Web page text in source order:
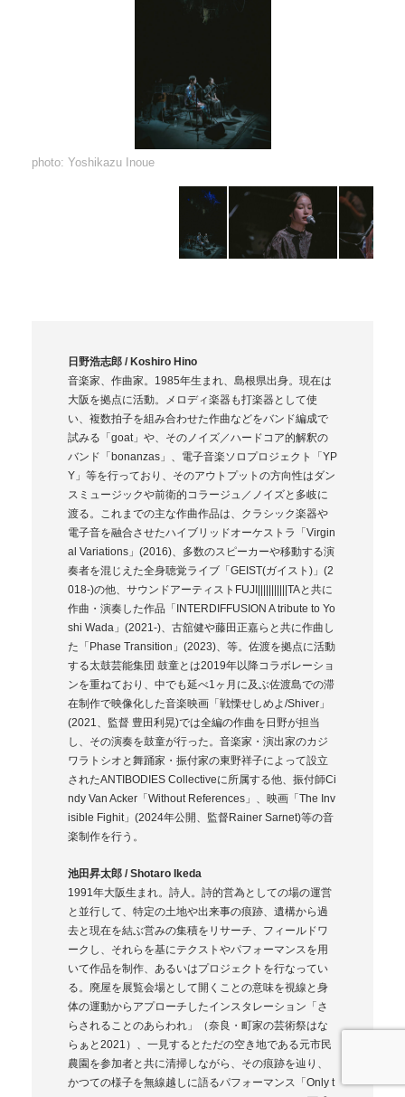
photo: Yoshikazu Inoue
photo: Yoshikazu Inoue
photo: Yoshikazu Inoue
photo: Yoshikazu Inoue
photo: Yoshikazu Inoue
photo: Yoshikazu Inoue
photo: Yoshikazu Inoue
photo: Yoshikazu Inoue
photo: Yoshikazu Inoue
photo: Yoshikazu Inoue
photo: Yoshikazu Inoue
日野浩志郎 / Koshiro Hino
音楽家、作曲家。1985年生まれ、島根県出身。現在は
大阪を拠点に活動。メロディ楽器も打楽器として使
い、複数拍子を組み合わせた作曲などをバンド編成で
試みる「goat」や、そのノイズ／ハードコア的解釈の
バンド「bonanzas」、電子音楽ソロプロジェクト「YP
Y」等を行っており、そのアウトプットの方向性はダン
スミュージックや前衛的コラージュ／ノイズと多岐に
渡る。これまでの主な作曲作品は、クラシック楽器や
電子音を融合させたハイブリッドオーケストラ「Virgin
al Variations」(2016)、多数のスピーカーや移動する演
奏者を混じえた全身聴覚ライブ「GEIST(ガイスト)」(2
018-)の他、サウンドアーティストFUJI|||||||||||TAと共に
作曲・演奏した作品「INTERDIFFUSION A tribute to Yo
shi Wada」(2021-)、古舘健や藤田正嘉らと共に作曲し
た「Phase Transition」(2023)、等。佐渡を拠点に活動
する太鼓芸能集団 鼓童とは2019年以降コラボレーショ
ンを重ねており、中でも延べ1ヶ月に及ぶ佐渡島での滞
在制作で映像化した音楽映画「戦慄せしめよ/Shiver」
(2021、監督 豊田利晃)では全編の作曲を日野が担当
し、その演奏を鼓童が行った。音楽家・演出家のカジ
ワラトシオと舞踊家・振付家の東野祥子によって設立
されたANTIBODIES Collectiveに所属する他、振付師Ci
ndy Van Acker「Without References」、映画「The Inv
isible Fighit」(2024年公開、監督Rainer Sarnet)等の音
楽制作を行う。
池田昇太郎 / Shotaro Ikeda
1991年大阪生まれ。詩人。詩的営為としての場の運営
と並行して、特定の土地や出来事の痕跡、遺構から過
去と現在を結ぶ営みの集積をリサーチ、フィールドワ
ークし、それらを基にテクストやパフォーマンスを用
いて作品を制作、あるいはプロジェクトを行なってい
る。廃屋を展覧会場として開くことの意味を視線と身
体の運動からアプローチしたインスタレーション「さ
らされることのあらわれ」（奈良・町家の芸術祭はな
らぁと2021）、一見するとただの空き地である元市民
農園を参加者と共に清掃しながら、その痕跡を辿り、
かつての様子を無線越しに語るパフォーマンス「Only t